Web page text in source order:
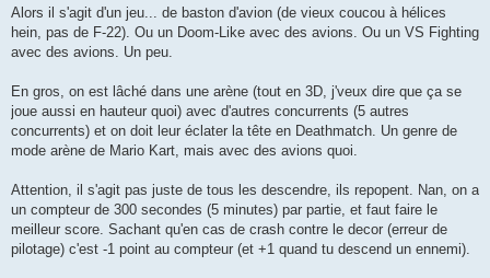
Alors il s'agit d'un jeu... de baston d'avion (de vieux coucou à hélices
hein, pas de F-22). Ou un Doom-Like avec des avions. Ou un VS Fighting
avec des avions. Un peu.
En gros, on est lâché dans une arène (tout en 3D, j'veux dire que ça se
joue aussi en hauteur quoi) avec d'autres concurrents (5 autres
concurrents) et on doit leur éclater la tête en Deathmatch. Un genre de
mode arène de Mario Kart, mais avec des avions quoi.
Attention, il s'agit pas juste de tous les descendre, ils repopent. Nan, on a
un compteur de 300 secondes (5 minutes) par partie, et faut faire le
meilleur score. Sachant qu'en cas de crash contre le decor (erreur de
pilotage) c'est -1 point au compteur (et +1 quand tu descend un ennemi).